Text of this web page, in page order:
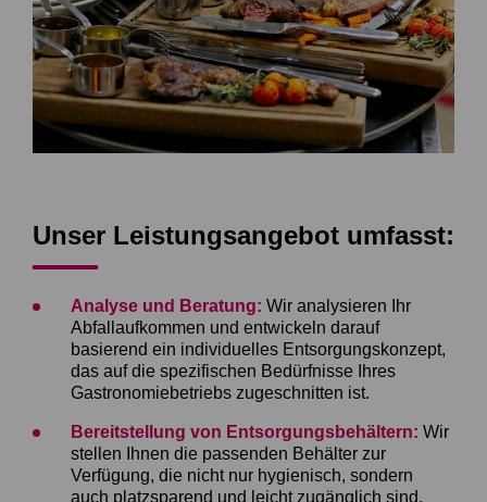
Unser Leistungsangebot umfasst:
Analyse und Beratung: Wir analysieren Ihr
Abfallaufkommen und entwickeln darauf
basierend ein individuelles Entsorgungskonzept,
das auf die spezifischen Bedürfnisse Ihres
Gastronomiebetriebs zugeschnitten ist.
Bereitstellung von Entsorgungsbehältern: Wir
stellen Ihnen die passenden Behälter zur
Verfügung, die nicht nur hygienisch, sondern
auch platzsparend und leicht zugänglich sind.